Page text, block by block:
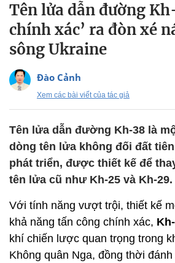
Tên lửa dẫn đường
chính xác’ ra đòn xé
sông Ukraine
Đào Cảnh
Xem các bài viết của tác giả
Tên lửa dẫn đường Kh-38 là
dòng tên lửa không đối đất
phát triển, được thiết kế để
tên lửa cũ như Kh-25 và Kh-29.
Với tính năng vượt trội, thiết kế
khả năng tấn công chính xác,
khí chiến lược quan trọng trong
Không quân Nga, đồng thời